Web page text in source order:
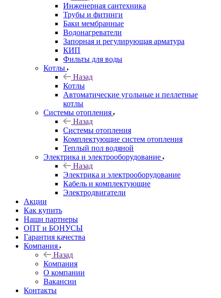
Инженерная сантехника
Трубы и фитинги
Баки мембранные
Водонагреватели
Запорная и регулирующая арматура
КИП
Фильты для воды
Котлы
Назад
Котлы
Автоматические угольные и пеллетные
котлы
Системы отопления
Назад
Системы отопления
Комплектующие систем отопления
Теплый пол водяной
Электрика и электрооборудование
Назад
Электрика и электрооборудование
Кабель и комплектующие
Электродвигатели
Акции
Как купить
Наши партнеры
ОПТ и БОНУСЫ
Гарантия качества
Компания
Назад
Компания
О компании
Вакансии
Контакты